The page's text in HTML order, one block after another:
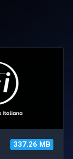
337.26 MB